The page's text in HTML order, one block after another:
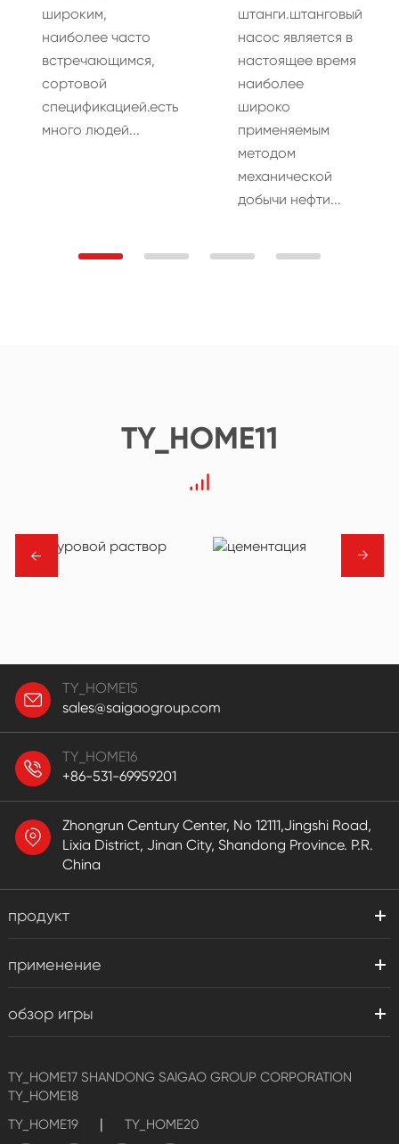
широким,
наиболее часто
встречающимся,
сортовой
спецификацией.есть
много людей...
штанги.штанговый
насос является в
настоящее время
наиболее
широко
применяемым
методом
механической
добычи нефти...
TY_HOME11
→ →
TY_HOME15
sales@saigaogroup.com
TY_HOME16
+86-531-69959201
Zhongrun Century Center, No 12111,Jingshi Road,
Lixia District, Jinan City, Shandong Province. P.R.
China
продукт
применение
обзор игры
TY_HOME17 SHANDONG SAIGAO GROUP CORPORATION
TY_HOME18
TY_HOME19
| TY_HOME20